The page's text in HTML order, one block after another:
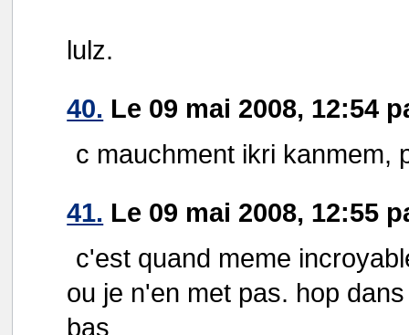
lulz.
40. Le 09 mai 2008, 12:54
c mauchment ikri kanmem,
41. Le 09 mai 2008, 12:55
c'est quand meme
ou je n'en met pas. hop
bas